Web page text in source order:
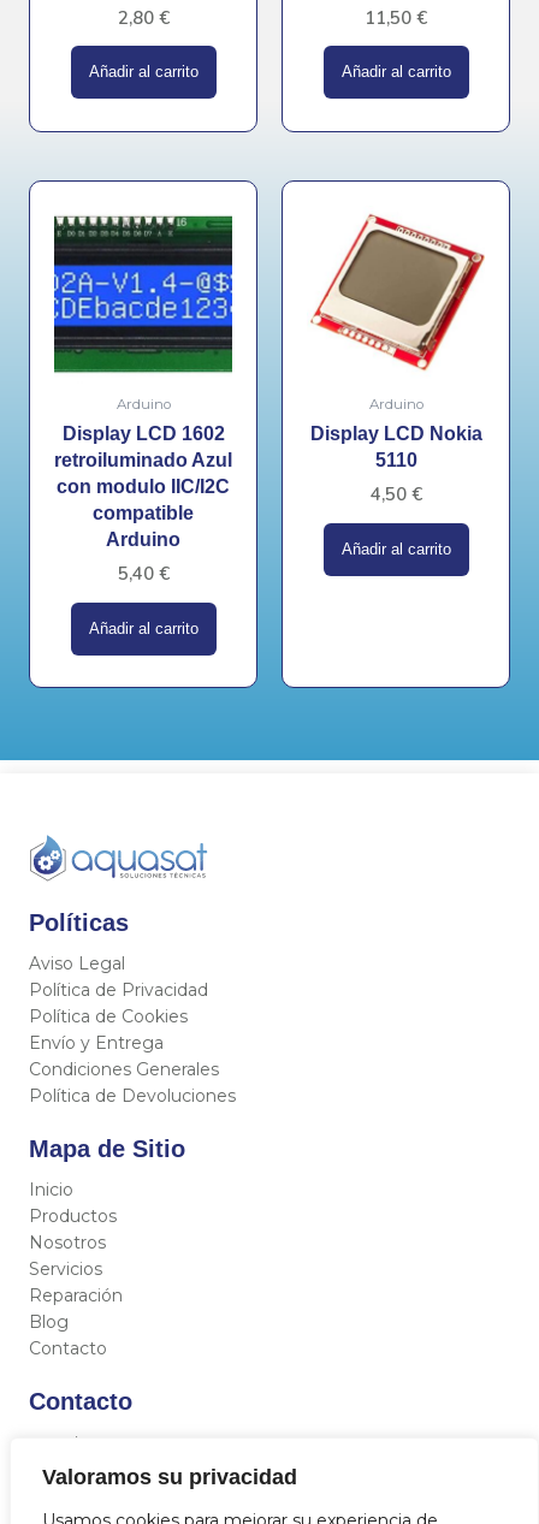
Valoramos su privacidad
2,80 €
Añadir al carrito
11,50 €
Añadir al carrito
Arduino
Display LCD 1602
retroiluminado Azul
con modulo IIC/I2C
compatible
Arduino
5,40 €
Añadir al carrito
Arduino
Display LCD Nokia
5110
4,50 €
Añadir al carrito
Políticas
Aviso Legal
Política de Privacidad
Política de Cookies
Envío y Entrega
Condiciones Generales
Política de Devoluciones
Mapa de Sitio
Inicio
Productos
Nosotros
Servicios
Reparación
Blog
Contacto
Contacto
C/ Miguel Hernández 12, 46717 - La Font d’En Carròs
(Valencia)